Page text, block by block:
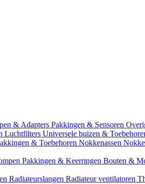
& Adapters Pakkingen & Sensoren
Luchtfilters Universele buizen &
& Toebehoren Nokkenassen
Pakkingen & Keerringen Bouten &
Radiateurslangen Radiateur ventilatoren